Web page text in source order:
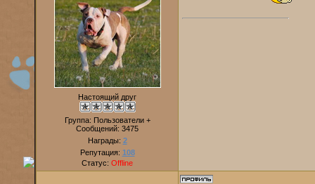
Настоящий друг
Группа: Пользователи +
Сообщений: 3475
Награды: 2
Репутация: 108
Статус: Offline